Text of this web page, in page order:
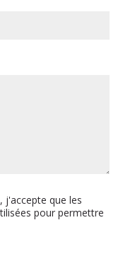
j'accepte que les
pour permettre